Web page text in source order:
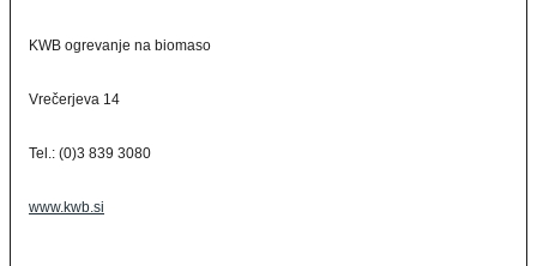
KWB ogrevanje na biomaso
Vrečerjeva 14
Tel.: (0)3 839 3080
www.kwb.si